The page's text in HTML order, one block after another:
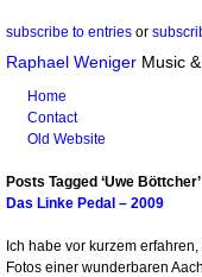
subscribe to entries or
Raphael Weniger Music
Home
Contact
Old Website
Posts Tagged ‘Uwe Böttcher’
Das Linke Pedal – 2009
Ich habe vor kurzem
Fotos einer wunderbaren